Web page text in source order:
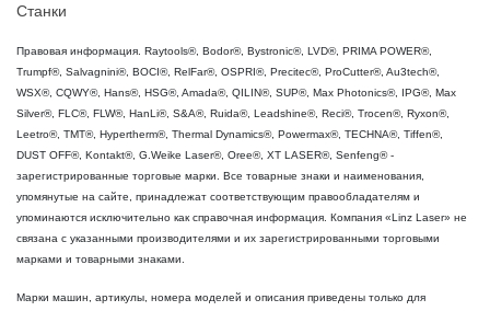
Станки
Правовая информация. Raytools®, Bodor®, Bystronic®, LVD®, PRIMA POWER®,
Trumpf®, Salvagnini®, BOCI®, RelFar®, OSPRI®, Precitec®, ProCutter®, Au3tech®,
WSX®, CQWY®, Hans®, HSG®, Amada®, QILIN®, SUP®, Max Photonics®, IPG®, Max
Silver®, FLC®, FLW®, HanLi®, S&A®, Ruida®, Leadshine®, Reci®, Trocen®, Ryxon®,
Leetro®, TMT®, Hypertherm®, Thermal Dynamics®, Powermax®, TECHNA®, Tiffen®,
DUST OFF®, Kontakt®, G.Weike Laser®, Oree®, XT LASER®, Senfeng® -
зарегистрированные торговые марки. Все товарные знаки и наименования,
упомянутые на сайте, принадлежат соответствующим правообладателям и
упоминаются исключительно как справочная информация. Компания «Linz Laser» не
связана с указанными производителями и их зарегистрированными торговыми
марками и товарными знаками.
Марки машин, артикулы, номера моделей и описания приведены только для